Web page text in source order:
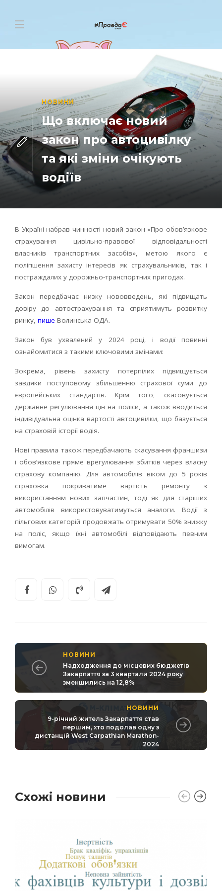
НОВИНИ
Що включає новий
закон про автоцивілку
та які зміни очікують
водіїв
В Україні набрав чинності новий закон «Про обов’язкове
страхування цивільно-правової відповідальності
власників транспортних засобів», метою якого є
поліпшення захисту інтересів як страхувальників, так і
постраждалих у дорожньо-транспортних пригодах.
Закон передбачає низку нововведень, які підвищать
довіру до автострахування та сприятимуть розвитку
ринку, пише Волинська ОДА.
Закон був ухвалений у 2024 році, і водії повинні
ознайомитися з такими ключовими змінами:
Зокрема, рівень захисту потерпілих підвищується
завдяки поступовому збільшенню страхової суми до
європейських стандартів. Крім того, скасовується
державне регулювання цін на поліси, а також вводиться
індивідуальна оцінка вартості автоцивілки, що базується
на страховій історії водія.
Нові правила також передбачають скасування франшизи
і обов’язкове пряме врегулювання збитків через власну
страхову компанію. Для автомобілів віком до 5 років
страховка покриватиме вартість ремонту з
використанням нових запчастин, тоді як для старіших
автомобілів використовуватимуться аналоги. Водії з
пільгових категорій продовжать отримувати 50% знижку
на поліс, якщо їхні автомобілі відповідають певним
вимогам.
НОВИНИ
Надходження до місцевих бюджетів
Закарпаття за 3 квартали 2024 року
зменшились на 12,8%
НОВИНИ
9-річний житель Закарпаття став
першим, хто подолав одну з
дистанцій West Carpathian Marathon-
2024
Схожі новини